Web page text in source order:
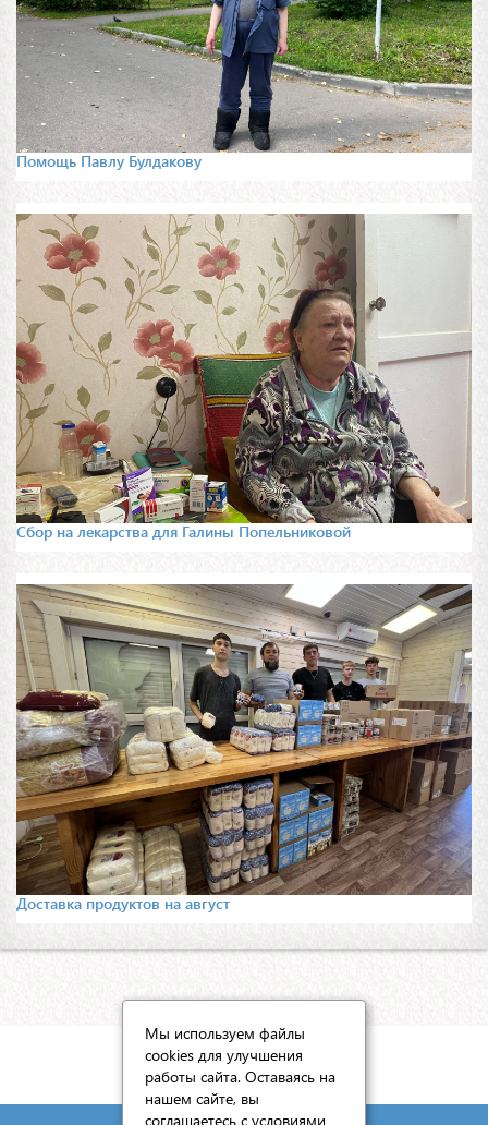
Помощь Павлу Булдакову
Сбор на лекарства для Галины Попельниковой
Доставка продуктов на август
КАРТА САЙТА
Мы используем файлы
cookies для улучшения
работы сайта. Оставаясь на
нашем сайте, вы
соглашаетесь с условиями